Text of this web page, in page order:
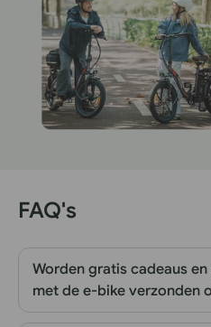
FAQ's
Worden gratis cadeaus
met de e-bike verzonden